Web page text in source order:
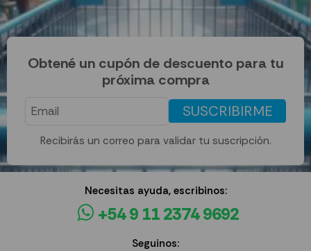
Obtené un cupón de descuento para tu
próxima compra
SUSCRIBIRME
Recibirás un correo para validar tu suscripción.
Necesitas ayuda, escribinos:
+54 9 11 2374 9692
Seguinos: